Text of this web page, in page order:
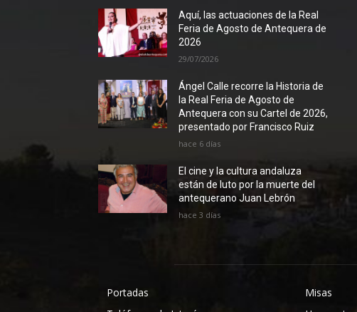
Aquí, las actuaciones de la Real
Feria de Agosto de Antequera de
2026
29/07/2026
Ángel Calle recorre la Historia de
la Real Feria de Agosto de
Antequera con su Cartel de 2026,
presentado por Francisco Ruiz
hace 6 días
El cine y la cultura andaluza
están de luto por la muerte del
antequerano Juan Lebrón
hace 3 días
Portadas
Misas